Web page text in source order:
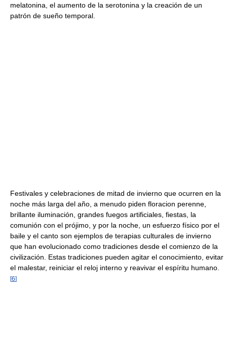
melatonina, el aumento de la serotonina y la creación de un
patrón de sueño temporal.
Festivales y celebraciones de mitad de invierno que ocurren en la
noche más larga del año, a menudo piden floracion perenne,
brillante iluminación, grandes fuegos artificiales, fiestas, la
comunión con el prójimo, y por la noche, un esfuerzo físico por el
baile y el canto son ejemplos de terapias culturales de invierno
que han evolucionado como tradiciones desde el comienzo de la
civilización. Estas tradiciones pueden agitar el conocimiento, evitar
el malestar, reiniciar el reloj interno y reavivar el espíritu humano.
[6]